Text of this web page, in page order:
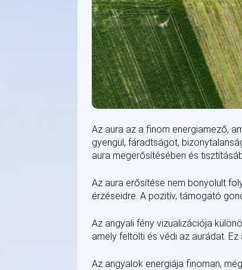
Az aura az a finom energiamező,
gyengül, fáradtságot,
aura megerősítésében és
Az aura erősítése nem bonyolult
érzéseidre. A pozitív, támogató
Az angyali fény vizualizációja
amely feltölti és védi az aurádat.
Az angyalok energiája finoman,